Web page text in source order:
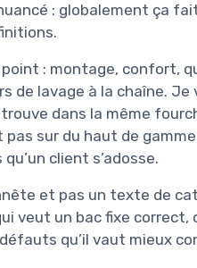
: globalement ça
: montage, confort,
de lavage à la chaîne.
trouve dans la même
pas sur du haut de
client s’adosse.
et pas un texte de
veut un bac fixe
qu’il vaut mieux